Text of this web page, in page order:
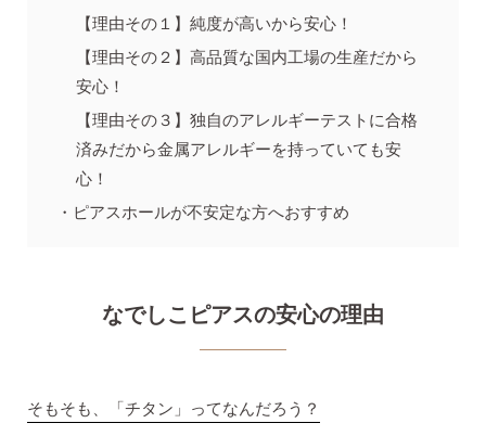
スタッドピアス
揺れるスタッドピアス
揺れるフックピアス
バックキャッチ
【理由その１】純度が高いから安心！
【理由その２】高品質な国内工場の生産だから
安心！
【理由その３】独自のアレルギーテストに合格
済みだから金属アレルギーを持っていても安
心！
ピアスホールが不安定な方へおすすめ
なでしこピアスの安心の理由
そもそも、「チタン」ってなんだろう？